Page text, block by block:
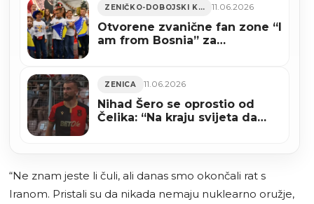
ZENIČKO-DOBOJSKI KANTON 11.06.2026
Otvorene zvanične fan zone “I
am from Bosnia” za
ZENICA 11.06.2026
Nihad Šero se oprostio od
Čelika: “Na kraju svijeta da
“Ne znam jeste li čuli, ali danas smo okončali rat s
Iranom. Pristali su da nikada nemaju nuklearno oružje,